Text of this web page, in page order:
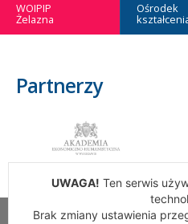
WOIPIP
Żelazna
Ośrodek
Partnerzy
UWAGA! Ten serwis
Brak zmiany ustawienia